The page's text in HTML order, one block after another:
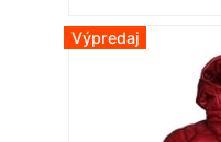
Výpredaj